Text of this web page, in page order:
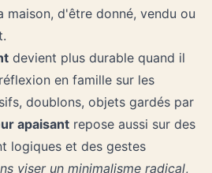
maison, d'être donné, vendu ou
devient plus durable quand il
réflexion en famille sur les
doublons, objets gardés par
apaisant repose aussi sur des
logiques et des gestes
viser un minimalisme radical,